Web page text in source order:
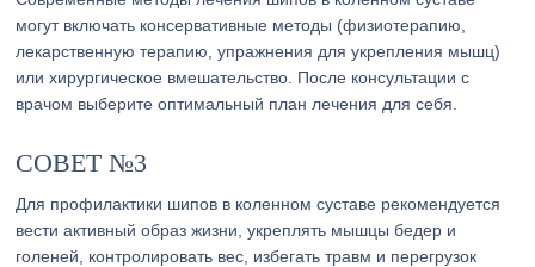
могут включать консервативные методы (физиотерапию,
лекарственную терапию, упражнения для укрепления мышц)
или хирургическое вмешательство. После консультации с
врачом выберите оптимальный план лечения для себя.
СОВЕТ №3
Для профилактики шипов в коленном суставе рекомендуется
вести активный образ жизни, укреплять мышцы бедер и
голеней, контролировать вес, избегать травм и перегрузок